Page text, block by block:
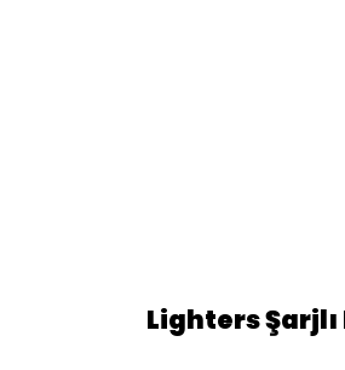
Lighters